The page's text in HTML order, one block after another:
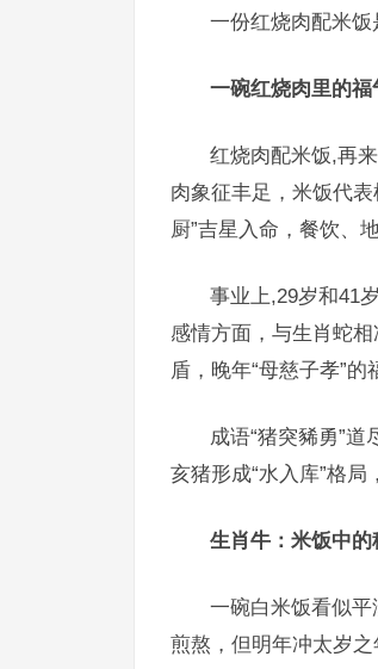
一份红烧肉配米
一碗红烧肉里的福
红烧肉配米饭,再
肉象征丰足，米饭代
厨”吉星入命，餐饮、
事业上,29岁和41
感情方面，与生肖蛇
盾，晚年“母慈子孝”
成语“猪突豨勇”
亥猪形成“水入库”格局
生肖牛：米饭中的
一碗白米饭看似平
煎熬，但明年冲太岁之